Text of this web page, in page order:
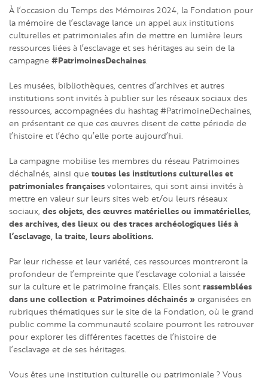
À l’occasion du Temps des Mémoires 2024, la Fondation pour
la mémoire de l’esclavage lance un appel aux institutions
culturelles et patrimoniales afin de mettre en lumière leurs
ressources liées à l’esclavage et ses héritages au sein de la
campagne #PatrimoinesDechaines.
Les musées, bibliothèques, centres d’archives et autres
institutions sont invités à publier sur les réseaux sociaux des
ressources, accompagnées du hashtag #PatrimoineDechaines,
en présentant ce que ces œuvres disent de cette période de
l’histoire et l’écho qu’elle porte aujourd’hui.
La campagne mobilise les membres du réseau Patrimoines
déchaînés, ainsi que toutes les institutions culturelles et
patrimoniales françaises volontaires, qui sont ainsi invités à
mettre en valeur sur leurs sites web et/ou leurs réseaux
sociaux, des objets, des œuvres matérielles ou immatérielles,
des archives, des lieux ou des traces archéologiques liés à
l’esclavage, la traite, leurs abolitions.
Par leur richesse et leur variété, ces ressources montreront la
profondeur de l’empreinte que l’esclavage colonial a laissée
sur la culture et le patrimoine français. Elles sont rassemblées
dans une collection « Patrimoines déchainés » organisées en
rubriques thématiques sur le site de la Fondation, où le grand
public comme la communauté scolaire pourront les retrouver
pour explorer les différentes facettes de l’histoire de
l’esclavage et de ses héritages.
Vous êtes une institution culturelle ou patrimoniale ? Vous